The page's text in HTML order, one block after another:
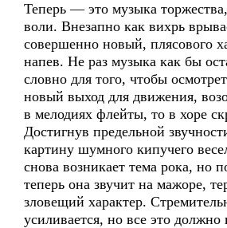
Теперь — это музыка
воли. Внезапно как вихрь
совершенно новый, плясового
напев. Не раз музыка как бы
словно для того, чтобы
новый выход для движения,
в мелодиях флейты, то в хоре
Достигнув предельной
картину шумного кипучего
снова возникает тема рока, но
теперь она звучит на мажоре,
зловещий характер.
усиливается, но все это должно